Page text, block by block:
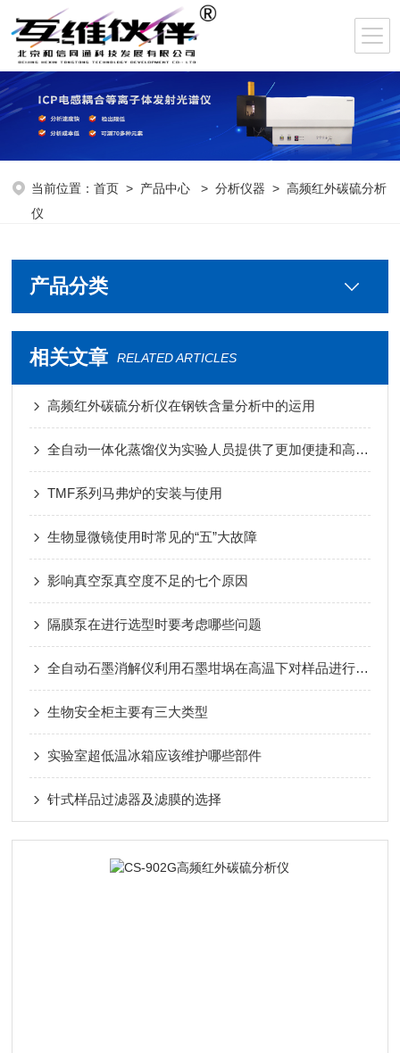
当前位置：首页 > 产品中心 >分析仪器 >高频红外碳硫分析
仪
产品分类
相关文章 RELATED ARTICLES
高频红外碳硫分析仪在钢铁含量分析中的运用
全自动一体化蒸馏仪为实验人员提供了更加便捷和高效的实验手段
TMF系列马弗炉的安装与使用
生物显微镜使用时常见的“五”大故障
影响真空泵真空度不足的七个原因
隔膜泵在进行选型时要考虑哪些问题
全自动石墨消解仪利用石墨坩埚在高温下对样品进行消解
生物安全柜主要有三大类型
实验室超低温冰箱应该维护哪些部件
针式样品过滤器及滤膜的选择